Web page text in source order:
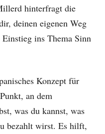
hinterfragt die
deinen eigenen Weg
ins Thema Sinn
Konzept für
an dem
was du kannst, was
bezahlt wirst. Es hilft,